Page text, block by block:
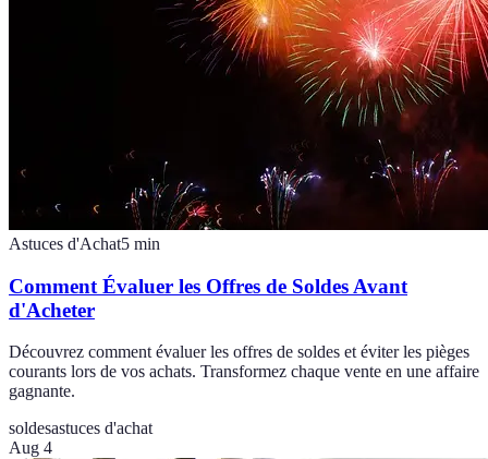
Astuces d'Achat5 min
Comment Évaluer les Offres de Soldes Avant
d'Acheter
Découvrez comment évaluer les offres de soldes et éviter les pièges
courants lors de vos achats. Transformez chaque vente en une affaire
gagnante.
soldesastuces d'achat
Aug 4